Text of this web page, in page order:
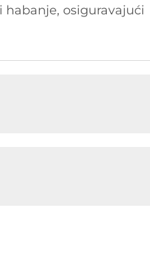
osiguravajući